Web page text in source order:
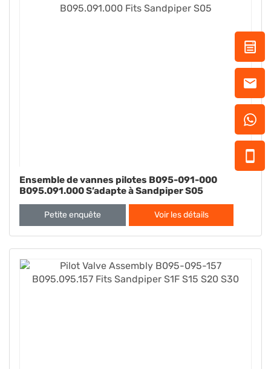
Ensemble de vannes pilotes B095-091-000
B095.091.000 S’adapte à Sandpiper S05
Petite enquête Voir les détails